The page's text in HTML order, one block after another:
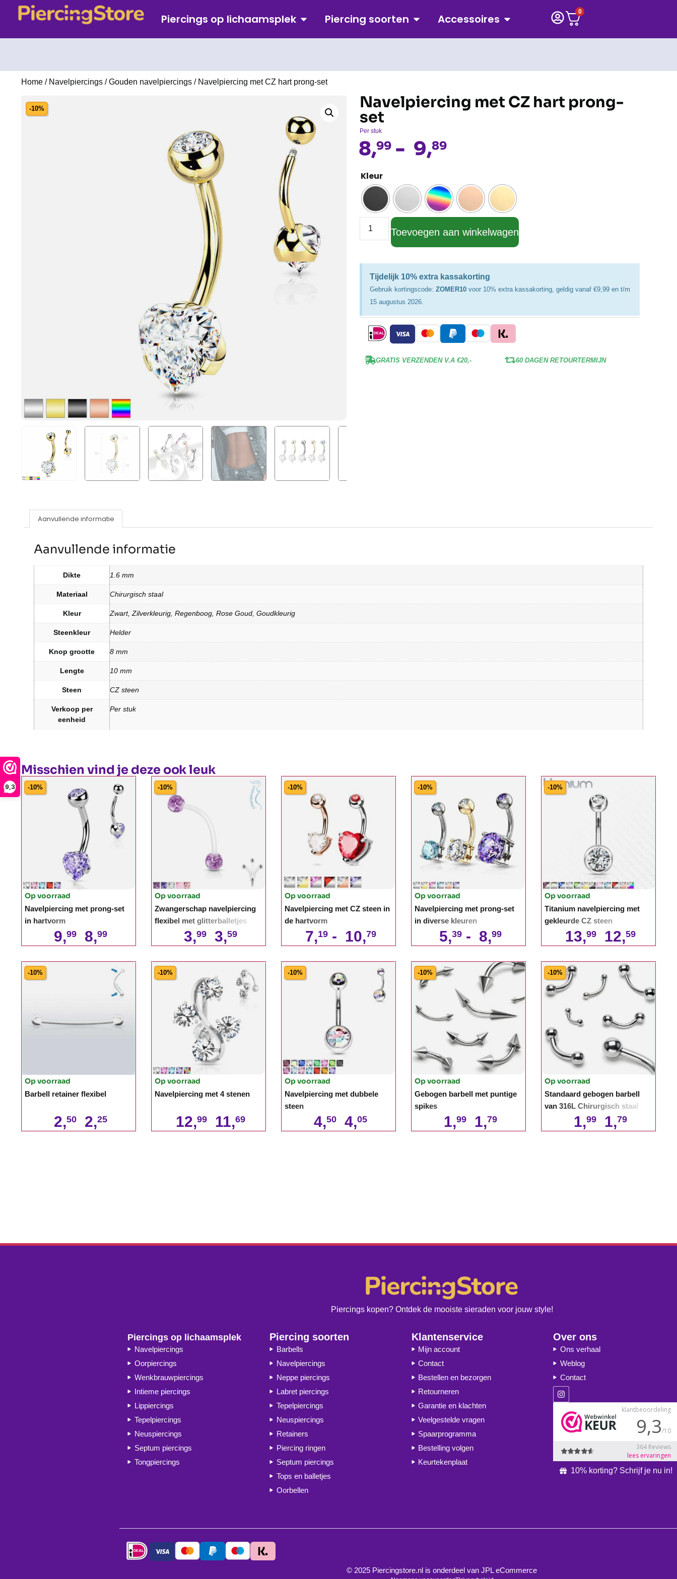
9,3
Piercings op lichaamsplek Piercing soorten Accessoires
0
Home / Navelpiercings /Gouden navelpiercings / Navelpiercing met CZ hart prong-set
-10% Navelpiercing met CZ hart prong-
set
Per stuk
8,99 - 9,89
Kleur
Toevoegen aan winkelwagen
Tijdelijk 10% extra kassakorting
Gebruik kortingscode: ZOMER10voor 10% extra kassakorting, geldig vanaf €9,99 en t/m
15 augustus 2026.
GRATIS VERZENDEN V.A €20,- 60 DAGEN RETOURTERMIJN
Aanvullende informatie
Aanvullende informatie
Dikte 1.6 mm
Materiaal Chirurgisch staal
Kleur Zwart, Zilverkleurig, Regenboog, Rose Goud, Goudkleurig
Steenkleur Helder
Knop grootte 8 mm
Lengte 10 mm
Steen CZ steen
Verkoop per
eenheid
Per stuk
Misschien vind je deze ook leuk
-10%
Op voorraad
Navelpiercing met prong-set
in hartvorm
9,99 8,99
-10%
Op voorraad
Zwangerschap navelpiercing
flexibel met glitterballetjes
3,99 3,59
-10%
Op voorraad
Navelpiercing met CZ steen in
de hartvorm
7,19 - 10,79
-10%
Op voorraad
Navelpiercing met prong-set
in diverse kleuren
5,39 - 8,99
-10%
Op voorraad
Titanium navelpiercing met
gekleurde CZ steen
13,99 12,59
-10%
Op voorraad
Barbell retainer flexibel
2,50 2,25
-10%
Op voorraad
Navelpiercing met 4 stenen
12,99 11,69
-10%
Op voorraad
Navelpiercing met dubbele
steen
4,50 4,05
-10%
Op voorraad
Gebogen barbell met puntige
spikes
1,99 1,79
-10%
Op voorraad
Standaard gebogen barbell
van 316L Chirurgisch staal
1,99 1,79
Piercings kopen? Ontdek de mooiste sieraden voor jouw style!
Piercings op lichaamsplek
Navelpiercings
Oorpiercings
Wenkbrauwpiercings
Intieme piercings
Lippiercings
Tepelpiercings
Neuspiercings
Septum piercings
Tongpiercings
Piercing soorten
Barbells
Navelpiercings
Neppe piercings
Labret piercings
Tepelpiercings
Neuspiercings
Retainers
Piercing ringen
Septum piercings
Tops en balletjes
Oorbellen
Klantenservice
Mijn account
Contact
Bestellen en bezorgen
Retourneren
Garantie en klachten
Veelgestelde vragen
Spaarprogramma
Bestelling volgen
Keurtekenplaat
Over ons
Ons verhaal
Weblog
Contact
10% korting? Schrijf je nu in!
© 2025 Piercingstore.nl is onderdeel van JPL eCommerce